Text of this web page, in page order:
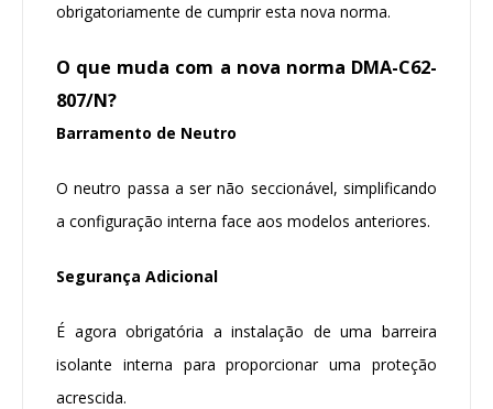
obrigatoriamente de cumprir esta nova norma.
O que muda com a nova norma DMA-C62-
807/N?
Barramento de Neutro
O neutro passa a ser não seccionável, simplificando
a configuração interna face aos modelos anteriores.
Segurança Adicional
É agora obrigatória a instalação de uma barreira
isolante interna para proporcionar uma proteção
acrescida.